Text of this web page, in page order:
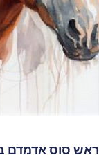
ראש סוס אדמדם